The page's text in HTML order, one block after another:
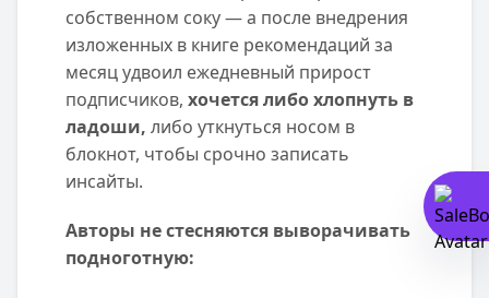
собственном соку — а после внедрения
изложенных в книге рекомендаций за
месяц удвоил ежедневный прирост
подписчиков, хочется либо хлопнуть в
ладоши, либо уткнуться носом в
блокнот, чтобы срочно записать
инсайты.
Авторы не стесняются выворачивать
подноготную: